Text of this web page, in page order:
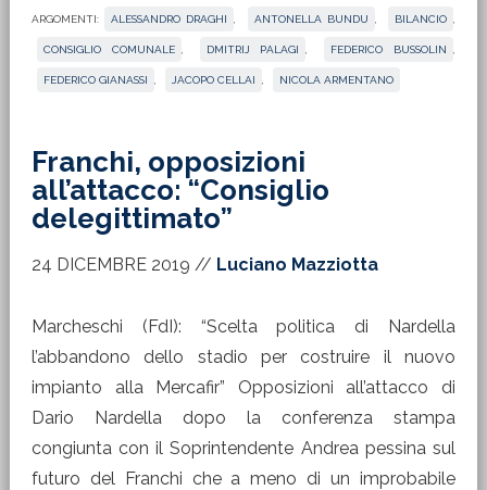
ARGOMENTI: ALESSANDRO DRAGHI ANTONELLA BUNDU BILANCIO
CONSIGLIO COMUNALE DMITRIJ PALAGI FEDERICO BUSSOLIN
FEDERICO GIANASSI JACOPO CELLAI NICOLA ARMENTANO
Franchi, opposizioni
all’attacco: “Consiglio
delegittimato”
24 DICEMBRE 2019 // Luciano Mazziotta
Marcheschi (FdI): “Scelta politica di Nardella
l’abbandono dello stadio per costruire il nuovo
impianto alla Mercafir” Opposizioni all’attacco di
Dario Nardella dopo la conferenza stampa
congiunta con il Soprintendente Andrea pessina sul
futuro del Franchi che a meno di un improbabile